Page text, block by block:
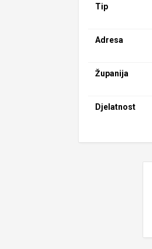
Tip
Adresa
Županija
Djelatnost